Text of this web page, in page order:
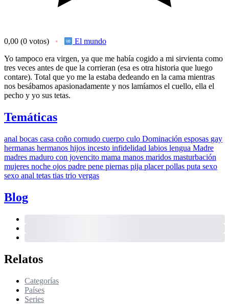
0,00 (0 votos)
El mundo
Yo tampoco era virgen, ya que me había cogido a mi sirvienta como
tres veces antes de que la corrieran (esa es otra historia que luego
contare). Total que yo me la estaba dedeando en la cama mientras
nos besábamos apasionadamente y nos lamíamos el cuello, ella el
pecho y yo sus tetas.
Temáticas
anal bocas casa coño cornudo cuerpo culo Dominación esposas gay
hermanas hermanos hijos incesto infidelidad labios lengua Madre
madres maduro con jovencito mama manos maridos masturbación
mujeres noche ojos padre pene piernas pija placerpollas puta sexo
sexo anal tetas tias trio vergas
Blog
Relatos
Categorías
Países
Series